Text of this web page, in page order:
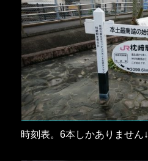
時刻表。6本しかありません↓